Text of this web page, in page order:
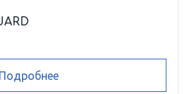
Подробнее